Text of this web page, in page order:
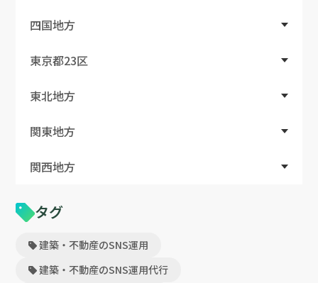
四国地方
東京都23区
東北地方
関東地方
関西地方
タグ
建築・不動産のSNS運用
建築・不動産のSNS運用代行